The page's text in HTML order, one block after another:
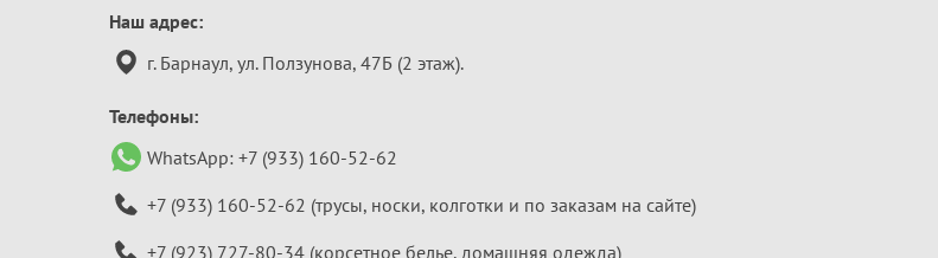
Контактная
информация
Наш адрес:
г. Барнаул, ул. Ползунова, 47Б (2 этаж).
Телефоны:
WhatsApp: +7 (933) 160-52-62
+7 (933) 160-52-62 (трусы, носки, колготки и по заказам на сайте)
+7 (923) 727-80-34 (корсетное белье, домашняя одежда)